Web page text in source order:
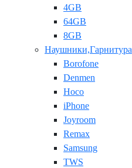
4GB
64GB
8GB
Наушники,Гарнитура
Borofone
Denmen
Hoco
iPhone
Joyroom
Remax
Samsung
TWS